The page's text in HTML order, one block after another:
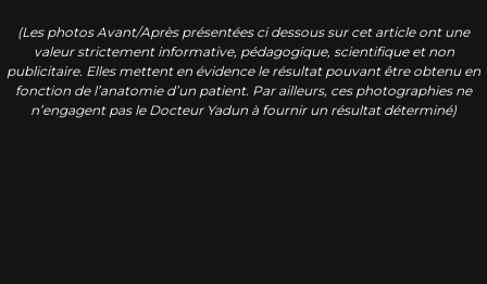
(Les photos Avant/Après présentées ci dessous sur cet article ont une
valeur strictement informative, pédagogique, scientifique et non
publicitaire. Elles mettent en évidence le résultat pouvant être obtenu en
fonction de l’anatomie d’un patient. Par ailleurs, ces photographies ne
n’engagent pas le Docteur Yadun à fournir un résultat déterminé)